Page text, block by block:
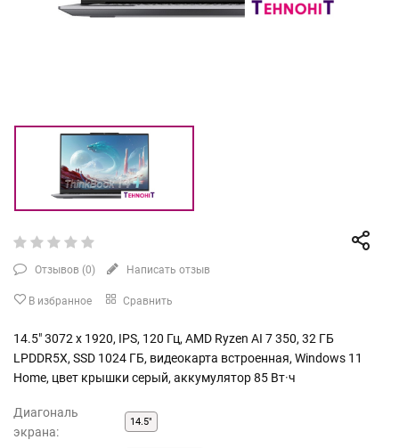
Отзывов (0) Написать отзыв
В избранное Сравнить
14.5" 3072 x 1920, IPS, 120 Гц, AMD Ryzen AI 7 350, 32 ГБ
LPDDR5X, SSD 1024 ГБ, видеокарта встроенная, Windows 11
Home, цвет крышки серый, аккумулятор 85 Вт·ч
Диагональ
экрана:
14.5"